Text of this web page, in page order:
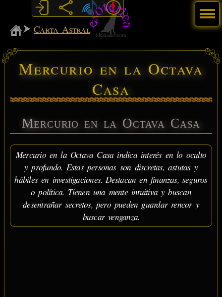
MiSabueso
Carta Astral
Mercurio en la Octava
Casa
Mercurio en la Octava Casa
Mercurio en la Octava Casa indica interés en lo oculto
y profundo. Estas personas son discretas, astutas y
hábiles en investigaciones. Destacan en finanzas, seguros
o política. Tienen una mente intuitiva y buscan
desentrañar secretos, pero pueden guardar rencor y
buscar venganza.
Menú